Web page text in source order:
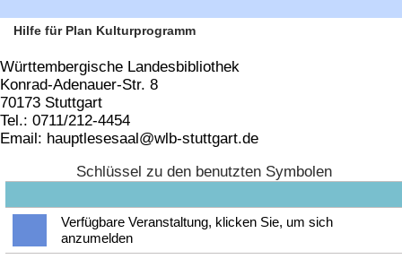
Hilfe für Plan Kulturprogramm
Württembergische Landesbibliothek
Konrad-Adenauer-Str. 8
70173 Stuttgart
Tel.: 0711/212-4454
Email: hauptlesesaal@wlb-stuttgart.de
Schlüssel zu den benutzten Symbolen
Verfügbare Veranstaltung, klicken Sie, um sich
anzumelden